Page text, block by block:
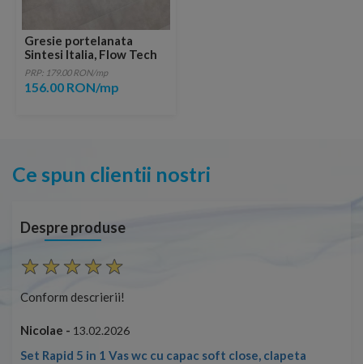
Gresie portelanata
Sintesi Italia, Flow Tech
Grey 60,4x30 cm
PRP: 179.00 RON/mp
156.00 RON/mp
Ce spun clientii nostri
Despre produse
Conform descrierii!
Nicolae - 13.02.2026
Set Rapid 5 in 1 Vas wc cu capac soft close, clapeta